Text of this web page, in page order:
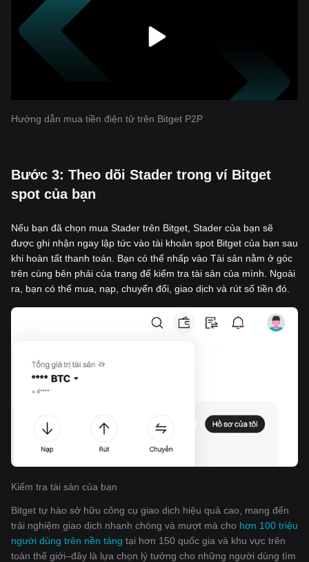
Hướng dẫn mua tiền điện tử trên Bitget P2P
‌Bước 3: Theo dõi Stader trong ví Bitget
spot của bạn
Nếu bạn đã chọn mua Stader trên Bitget, Stader của bạn sẽ
được ghi nhận ngay lập tức vào tài khoản spot Bitget của bạn sau
khi hoàn tất thanh toán. Bạn có thể nhấp vào Tài sản nằm ở góc
trên cùng bên phải của trang để kiểm tra tài sản của mình. Ngoài
ra, bạn có thể mua, nạp, chuyển đổi, giao dịch và rút số tiền đó.
Kiểm tra tài sản của bạn
Bitget tự hào sở hữu công cụ giao dịch hiệu quả cao, mang đến
trải nghiệm giao dịch nhanh chóng và mượt mà cho hơn 100 triệu
người dùng trên nền tảng tại hơn 150 quốc gia và khu vực trên
toàn thế giới–đây là lựa chọn lý tưởng cho những người dùng tìm